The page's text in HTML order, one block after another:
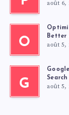
août 6,
O
Better
août 5,
G
Search
août 5,